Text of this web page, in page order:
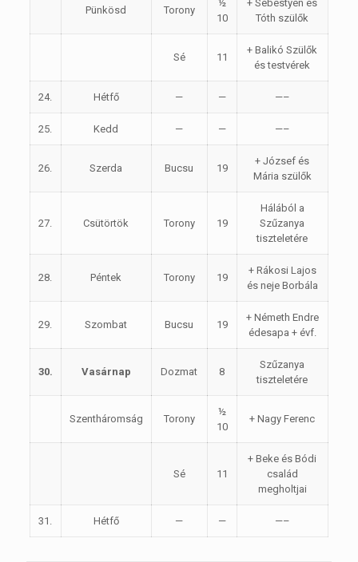
Pünkösd Torony
½
10
+ Sebestyén és
Tóth szülők
Sé 11
+ Balikó Szülők
és testvérek
24. Hétfő — — —–
25. Kedd — — —–
26. Szerda Bucsu 19
+ József és
Mária szülők
27. Csütörtök Torony 19
Hálából a
Szűzanya
tiszteletére
28. Péntek Torony 19
+ Rákosi Lajos
és neje Borbála
29. Szombat Bucsu 19
+ Németh Endre
édesapa + évf.
30. Vasárnap Dozmat 8
Szűzanya
tiszteletére
Szentháromság Torony
½
10
+ Nagy Ferenc
Sé 11
+ Beke és Bódi
család
megholtjai
31. Hétfő — — —–